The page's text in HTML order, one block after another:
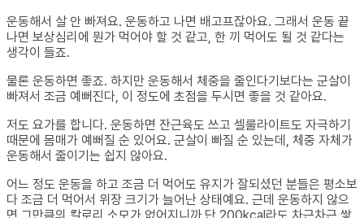
운동해서 살 안 빠져요. 운동하고 나면 배고프잖아요. 그래서 운동 끝
나면 보상심리에 뭔가 먹어야 할 것 같고, 한 끼 먹어도 될 것 같다는
생각이 들죠.
물론 운동하면 좋죠. 하지만 운동해서 체중을 줄인다기보다는 군살이
빠져서 조금 예뻐진다, 이 정도에 초점을 두시면 좋을 것 같아요.
저도 요가를 합니다. 운동하면 잔근육도 쓰고 셀룰라이트도 자극하기
때문에 몸매가 예뻐질 순 있어요. 군살이 빠질 순 있는데, 체중 자체가
운동해서 줄이기는 쉽지 않아요.
어느 정도 운동을 하고 조금 더 먹어도 유지가 잘되셨던 분들은 평소보
다 조금 더 먹어서 위장 크기가 늘어난 상태예요. 근데 운동하지 않으
면 그만큼의 칼로리 소모가 없어지니까 단 200kcal라도 차근차근 쌓